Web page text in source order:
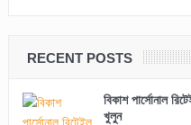
RECENT POSTS
বিকাশ পার্সোনাল
খুলুন